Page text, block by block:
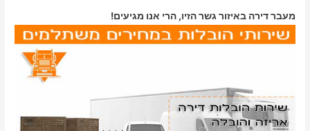
מעבר דירה באיזור גשר הזיו, הרי אנו מגיעים!